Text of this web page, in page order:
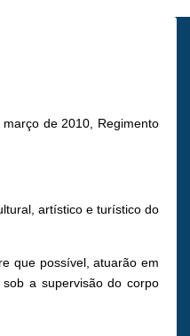
de 2010, Regimento
artístico e turístico do
que possível, atuarão em
a supervisão do corpo